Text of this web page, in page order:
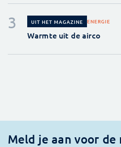
UIT HET MAGAZINE ENERGIE
Warmte uit de airco
Meld je aan voor